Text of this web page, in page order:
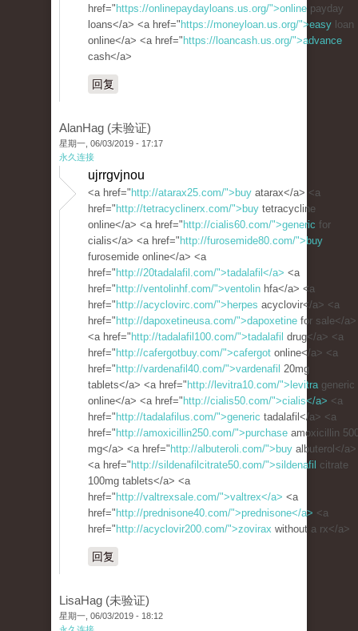
href=" https://onlinepaydayloans.us.org/">online payday
loans</a> <a href=" https://moneyloan.us.org/">easy loan
online</a> <a href=" https://loancash.us.org/">advance
cash</a>
回复
AlanHag (未验证)
星期一, 06/03/2019 - 17:17
永久连接
ujrrgvjnou
<a href=" http://atarax25.com/">buy atarax</a> <a
href=" http://tetracyclinerx.com/">buy tetracycline
online</a> <a href=" http://cialis60.com/">generic for
cialis</a> <a href=" http://furosemide80.com/">buy
furosemide online</a> <a
href=" http://20tadalafil.com/">tadalafil</a> <a
href=" http://ventolinhf.com/">ventolin hfa</a> <a
href=" http://acyclovirc.com/">herpes acyclovir</a> <a
href=" http://dapoxetineusa.com/">dapoxetine for sale</a>
<a href=" http://tadalafil100.com/">tadalafil drug</a> <a
href=" http://cafergotbuy.com/">cafergot online</a> <a
href=" http://vardenafil40.com/">vardenafil 20mg
tablets</a> <a href=" http://levitra10.com/">levitrageneric
online</a> <a href=" http://cialis50.com/">cialis</a> <a
href=" http://tadalafilus.com/">generic tadalafil</a> <a
href=" http://amoxicillin250.com/">purchase amoxicillin
mg</a> <a href=" http://albuteroli.com/">buy albuterol</a>
<a href=" http://sildenafilcitrate50.com/">sildenafil citrate
100mg tablets</a> <a
href=" http://valtrexsale.com/">valtrex</a> <a
href=" http://prednisone40.com/">prednisone</a> <a
href=" http://acyclovir200.com/">zovirax without a rx</a>
回复
LisaHag (未验证)
星期一, 06/03/2019 - 18:12